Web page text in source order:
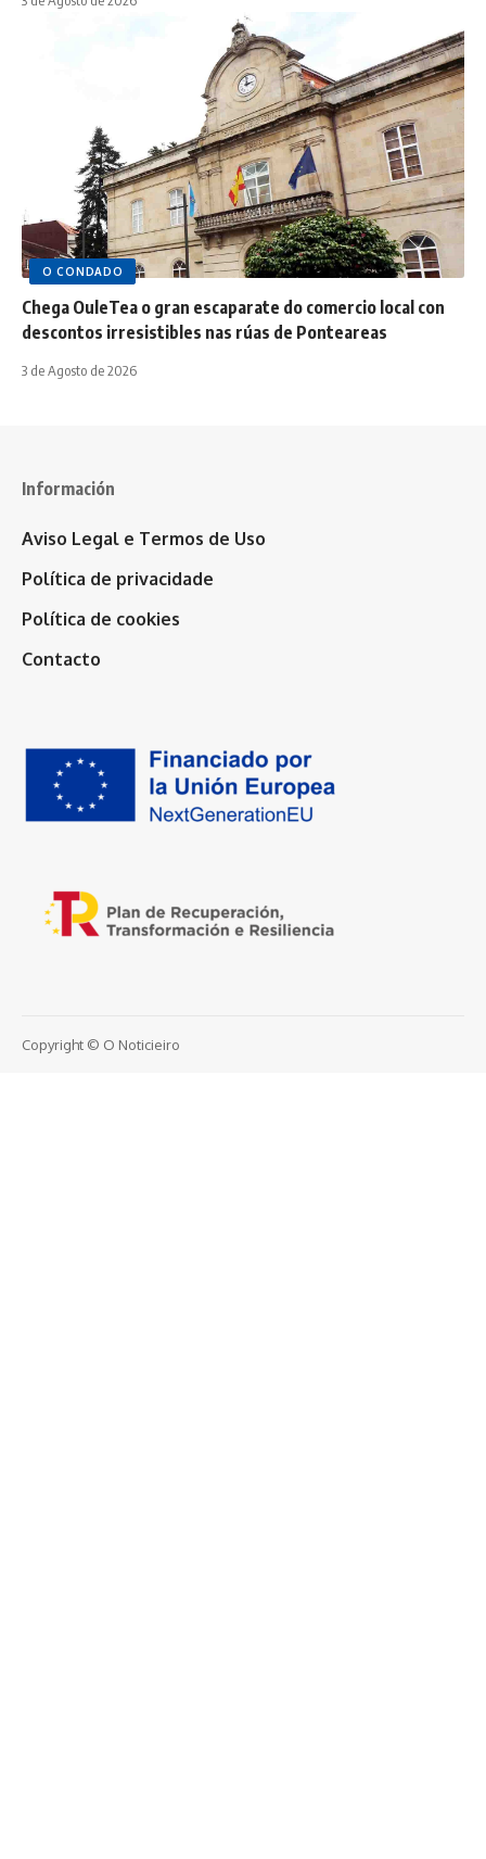
O CONDADO
Chega OuleTea o gran escaparate do comercio local con
descontos irresistibles nas rúas de Ponteareas
3 de Agosto de 2026
Información
Aviso Legal e Termos de Uso
Política de privacidade
Política de cookies
Contacto
Copyright © O Noticieiro